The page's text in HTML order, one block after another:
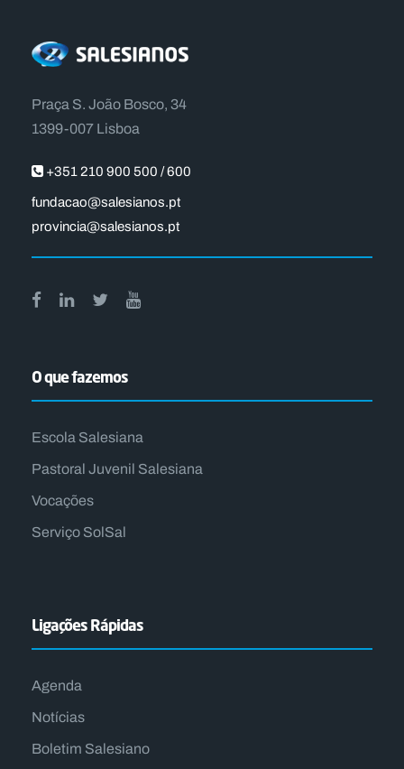
Praça S. João Bosco, 34
1399-007 Lisboa
+351 210 900 500 / 600
fundacao@salesianos.pt
provincia@salesianos.pt
O que fazemos
Escola Salesiana
Pastoral Juvenil Salesiana
Vocações
Serviço SolSal
Ligações Rápidas
Agenda
Notícias
Boletim Salesiano